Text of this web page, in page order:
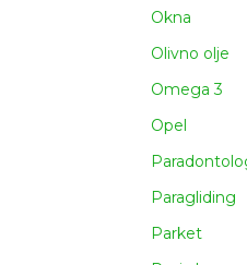
Okna
Olivno olje
Omega 3
Opel
Paragliding
Parket